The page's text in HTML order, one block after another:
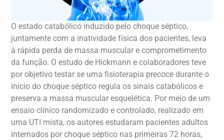
O estado catabólico induzido pelo choque séptico,
juntamente com a inatividade física dos pacientes, leva
à rápida perda de massa muscular e comprometimento
da função. O estudo de Hickmann e colaboradores teve
por objetivo testar se uma fisioterapia precoce durante o
início do choque séptico regula os sinais catabólicos e
preserva a massa muscular esquelética. Por meio de um
ensaio clínico randomizado e controlado, realizado em
uma UTI mista, os autores estudaram pacientes adultos
internados por choque séptico nas primeiras 72 horas,